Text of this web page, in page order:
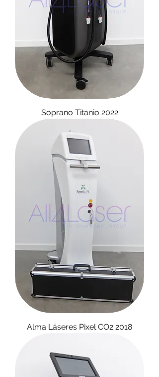
Soprano Titanio 2022
Alma Láseres Pixel CO2 2018